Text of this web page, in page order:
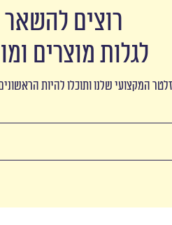
רוצים להשאר
לגלות מוצרים
המקצועי שלנו ותוכלו להיות